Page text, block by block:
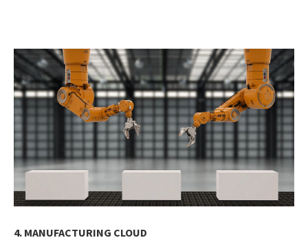
4. MANUFACTURING CLOUD